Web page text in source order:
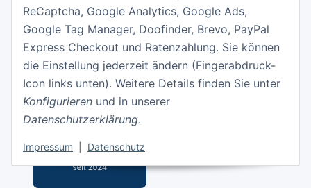
ReCaptcha, Google Analytics, Google Ads,
Google Tag Manager, Doofinder, Brevo, PayPal
Express Checkout und Ratenzahlung. Sie können
die Einstellung jederzeit ändern (Fingerabdruck-
Icon links unten). Weitere Details finden Sie unter
Konfigurieren und in unserer
Datenschutzerklärung.
Impressum Datenschutz
Informationen
Gesetzliche Informationen